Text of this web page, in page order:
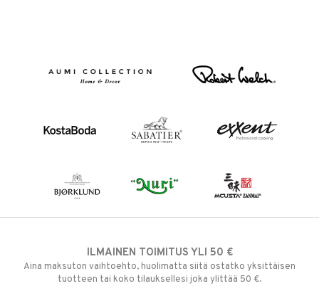
ILMAINEN TOIMITUS YLI 50 €
Aina maksuton vaihtoehto, huolimatta siitä ostatko yksittäisen
tuotteen tai koko tilauksellesi joka ylittää 50 €.